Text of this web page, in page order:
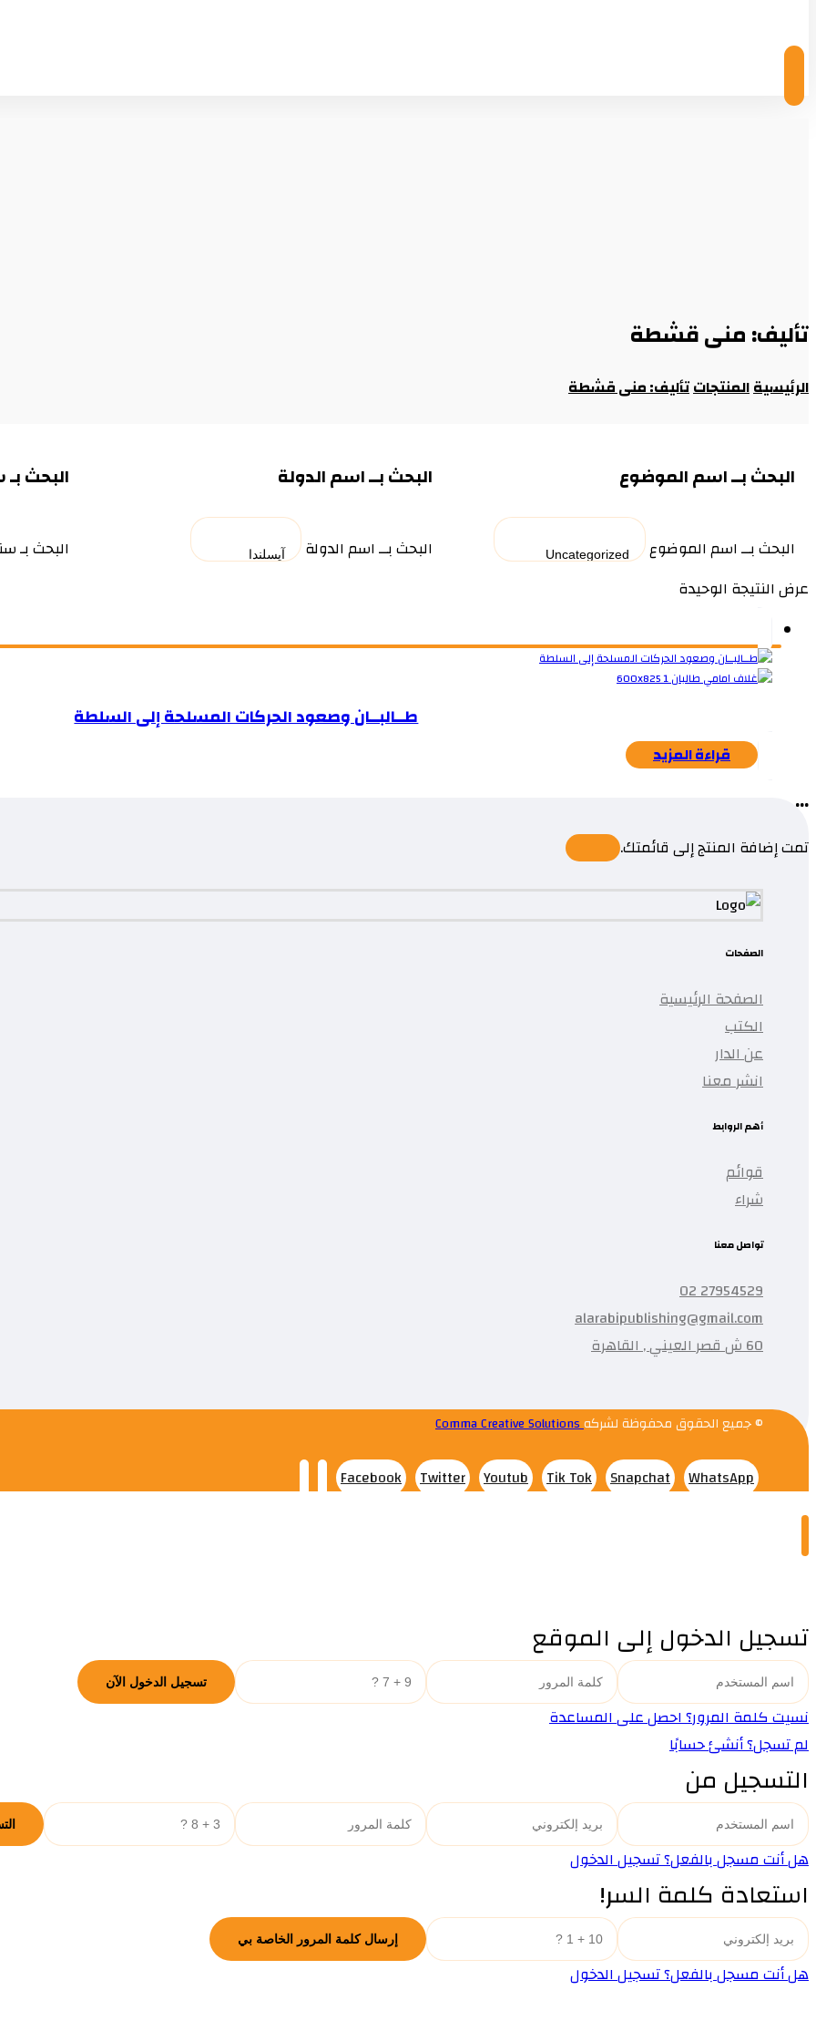
تأليف: منى قشطة
الرئيسيةالمنتجاتتأليف: منى قشطة
البحث بــ اسم الموضوع
البحث بــ اسم الموضوع
البحث بــ اسم الدولة
البحث بــ اسم الدولة
البحث
البحث بـ
عرض النتيجة الوحيدة
طــالبــان وصعود الحركات المسلحة إلى السلطة
قراءة المزيد
...
تمت إضافة المنتج إلى قائمتك.
الصفحات
الصفحة الرئيسية
الكتب
عن الدار
انشر معنا
أهم الروابط
قوائم
شراء
تواصل معنا
27954529 02
alarabipublishing@gmail.com
60 ش قصر العيني , القاهرة
© جميع الحقوق محفوظة لشركهComma Creative Solutions
Facebook Twitter Youtub Tik Tok Snapchat WhatsApp
تسجيل الدخول إلى الموقع
نسيت كلمة المرور؟ احصل على المساعدة
لم تسجل؟ أنشئ حسابًا
التسجيل من
هل أنت مسجل بالفعل؟ تسجيل الدخول
استعادة كلمة السر!
هل أنت مسجل بالفعل؟ تسجيل الدخول